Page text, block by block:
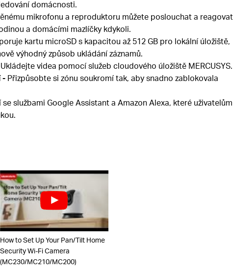
domácnosti.
mikrofonu a reproduktoru můžete poslouchat a reagovat
a domácími mazlíčky kdykoli.
kartu microSD s kapacitou až 512 GB pro lokální úložiště,
výhodný způsob ukládání záznamů.
videa pomocí služeb cloudového úložiště MERCUSYS.
-Přizpůsobte si zónu soukromí tak, aby snadno zablokovala
službami Google Assistant a Amazon Alexa, které uživatelům
How to Set Up Your Pan/Tilt Home
Security Wi-Fi Camera
(MC230/MC210/MC200)